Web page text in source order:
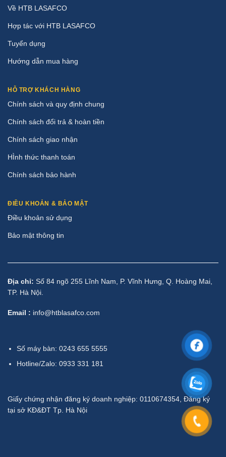
Về HTB LASAFCO
Hợp tác với HTB LASAFCO
Tuyển dụng
Hướng dẫn mua hàng
HỖ TRỢ KHÁCH HÀNG
Chính sách và quy định chung
Chính sách đổi trả & hoàn tiền
Chính sách giao nhận
HÌnh thức thanh toán
Chính sách bảo hành
ĐIỀU KHOẢN & BẢO MẬT
Điều khoản sử dụng
Bảo mật thông tin
Địa chỉ: Số 84 ngõ 255 Lĩnh Nam, P. Vĩnh Hưng, Q. Hoàng Mai,
TP. Hà Nội.
Email : info@htblasafco.com
Số máy bàn: 0243 655 5555
Hotline/Zalo: 0933 331 181
Giấy chứng nhận đăng ký doanh nghiệp: 0110674354, Đăng ký
tại sở KĐ&ĐT Tp. Hà Nội